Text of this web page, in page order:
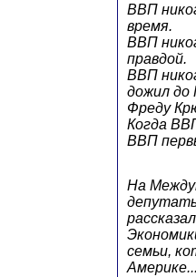
ВВП
время.
ВВП
правдой.
ВВП
дожил до
Фреду
Когда
ВВП
На
семьи,
Америке...